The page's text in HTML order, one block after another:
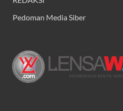
Pedoman Media Siber